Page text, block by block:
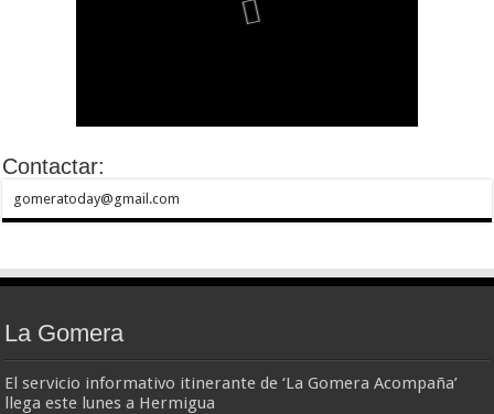
Contactar:
gomeratoday@gmail.com
La Gomera
El servicio informativo itinerante de ‘La Gomera Acompaña’
llega este lunes a Hermigua